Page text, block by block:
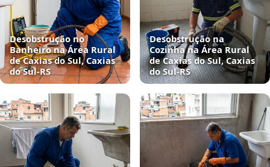
Desobstrução no
Banheiro na Área Rural
de Caxias do Sul, Caxias
do Sul‑RS
Desobstrução na
Cozinha na Área Rural
de Caxias do Sul, Caxias
do Sul‑RS